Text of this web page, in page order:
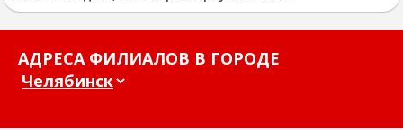
АДРЕСА ФИЛИАЛОВ В ГОРОДЕ